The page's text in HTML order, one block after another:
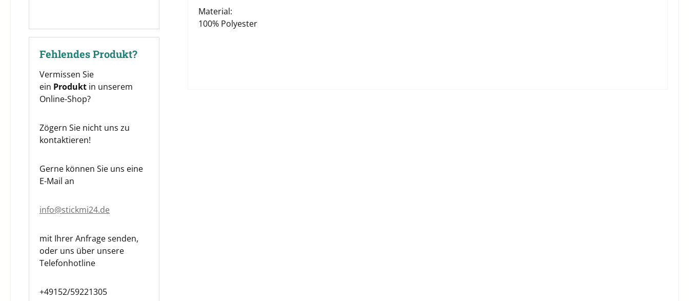
Fehlendes Produkt?
Vermissen Sie
ein Produkt in unserem
Online-Shop?
Zögern Sie nicht uns zu
kontaktieren!
Gerne können Sie uns eine
E-Mail an
info@stickmi24.de
mit Ihrer Anfrage senden,
oder uns über unsere
Telefonhotline
+49152/59221305
Material:
100% Polyester